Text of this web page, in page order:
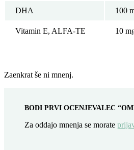
DHA 100
Vitamin E, ALFA-TE 10
Zaenkrat še ni mnenj.
BODI PRVI OCENJEVALEC
Za oddajo mnenja se morate